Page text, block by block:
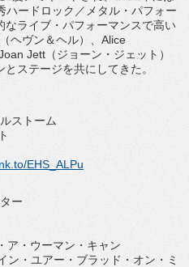
ハードロック／メタル・パフォー
なライブ・パフォーマンスで高い
ヘヴン＆ヘル）、Alice
Jett（ジョーン・ジェット）
とステージを共にしてきた。
ストーム
EHS_ALPu
ー
ア・ウーマン・キャン
・ユアー・ブラッド・オン・ミ